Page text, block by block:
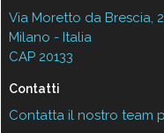
Via Moretto da Brescia,
Milano - Italia
CAP 20133
Contatti
Contatta il nostro team